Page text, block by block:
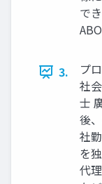
で
3.
プ
社
士
後
社
を
代